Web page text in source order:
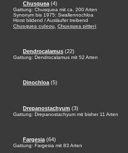
Chusquea (4)
Gattung: Chusquea mit ca. 200 Arten
Synonym bis 1975: Swallennochloa
Horst bildend / Ausläufer treibend
Chusquea culeou Chusquea pitteri
Dendrocalamus (22)
Gattung: Dendrocalamus mit 52 Arten
Dinochloa (5)
Drepanostachyum (3)
Gattung: Drepanostachyum mit bisher 11 Arten
Fargesia (64)
Gattung: Fargesia mit 83 Arten